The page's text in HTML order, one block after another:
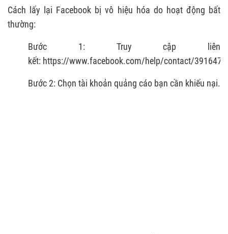
Cách lấy lại Facebook bị vô hiệu hóa do hoạt động bất
thường:
Bước 1: Truy cập liên
kết: https://www.facebook.com/help/contact/
Bước 2: Chọn tài khoản quảng cáo bạn cần khiếu nại.